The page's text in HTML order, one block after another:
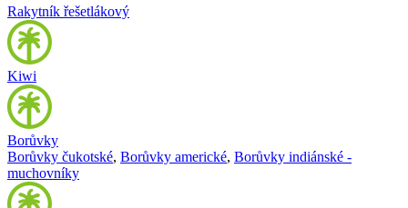
Rakytník řešetlákový
Kiwi
Borůvky
Borůvky čukotské, Borůvky americké, Borůvky indiánské -
muchovníky